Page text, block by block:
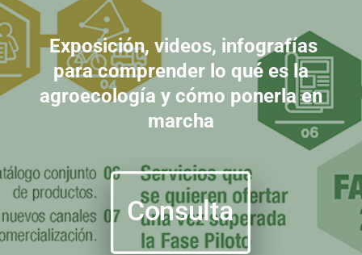
Exposición, videos, infografías
para comprender lo qué es la
agroecología y cómo ponerla en
marcha
Consulta